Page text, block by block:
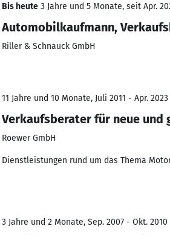
Bis heute 3 Jahre und 5 Monate, seit Apr.
Automobilkaufmann,
Riller & Schnauck GmbH
11 Jahre und 10 Monate, Juli 2011 - Apr. 2023
Verkaufsberater für neue
Roewer GmbH
Dienstleistungen rund um das Thema
3 Jahre und 2 Monate, Sep. 2007 - Okt. 2010